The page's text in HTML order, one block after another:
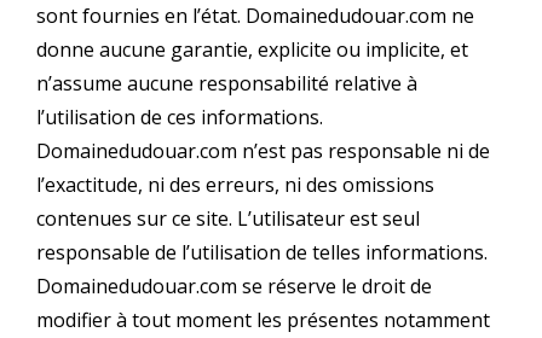
sont fournies en l’état. Domainedudouar.com ne
donne aucune garantie, explicite ou implicite, et
n’assume aucune responsabilité relative à
l’utilisation de ces informations.
Domainedudouar.com n’est pas responsable ni de
l’exactitude, ni des erreurs, ni des omissions
contenues sur ce site. L’utilisateur est seul
responsable de l’utilisation de telles informations.
Domainedudouar.com se réserve le droit de
modifier à tout moment les présentes notamment